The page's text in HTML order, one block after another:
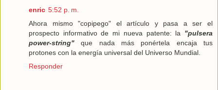
enric 5:52 p. m.
Ahora mismo "copipego" el artículo y pasa a ser el
prospecto informativo de mi nueva patente: la "pulsera
power-string" que nada más ponértela encaja tus
protones con la energía universal del Universo Mundial.
Responder